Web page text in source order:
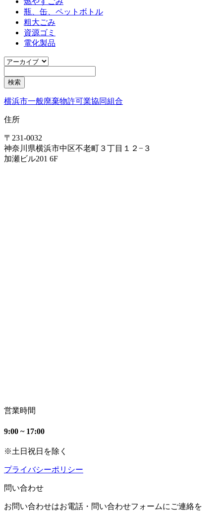
瓶、缶、ペットボトル
粗大ごみ
資源ゴミ
電化製品
横浜市一般廃棄物許可業協同組合
住所
〒231-0032
神奈川県横浜市中区不老町３丁目１２−３
加瀬ビル201 6F
営業時間
9:00 ~ 17:00
※土日祝日を除く
プライバシーポリシー
問い合わせ
お問い合わせはお電話・問い合わせフォームにご連絡を